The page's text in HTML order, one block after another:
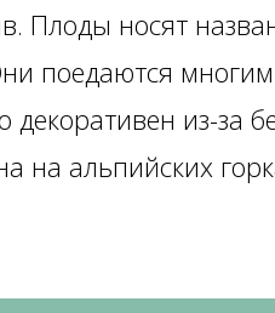
Плоды носят
поедаются
из-за
на альпийских